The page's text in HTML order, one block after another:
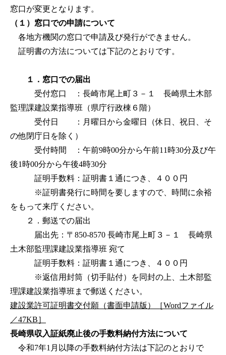
窓口が変更となります。
（１）窓口での申請について
各地方機関の窓口で申請及び発行ができません。
証明書の方法については下記のとおりです。
１．窓口での届出
受付窓口 ：長崎市尾上町３－１ 長崎県土木部
監理課建設業指導班（県庁行政棟６階）
受付日 ：月曜日から金曜日（休日、祝日、そ
の他閉庁日を除く）
受付時間 ：午前9時00分から午前11時30分及び午
後1時00分から午後4時30分
証明手数料：証明書１通につき、４００円
※証明書発行に時間を要しますので、時間に余裕
をもって来庁ください。
２．郵送での届出
届出先：〒850-8570 長崎市尾上町３－１ 長崎県
土木部監理課建設業指導班 宛て
証明手数料：証明書１通につき、４００円
※返信用封筒（切手貼付）を同封の上、土木部監
理課建設業指導班まで郵送ください。
建設業許可証明書交付願（書面申請版）［Wordファイル
／47KB］
長崎県収入証紙廃止後の手数料納付方法について
令和7年1月以降の手数料納付方法は下記のとおりで